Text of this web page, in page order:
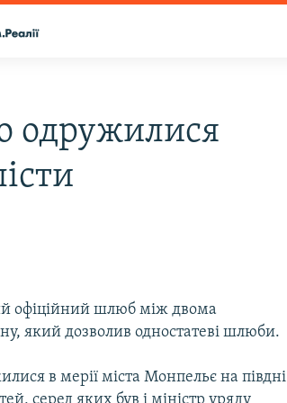
одружилися
офіційний шлюб між двома
який дозволив одностатеві шлюби.
в мерії міста Монпельє на півдні